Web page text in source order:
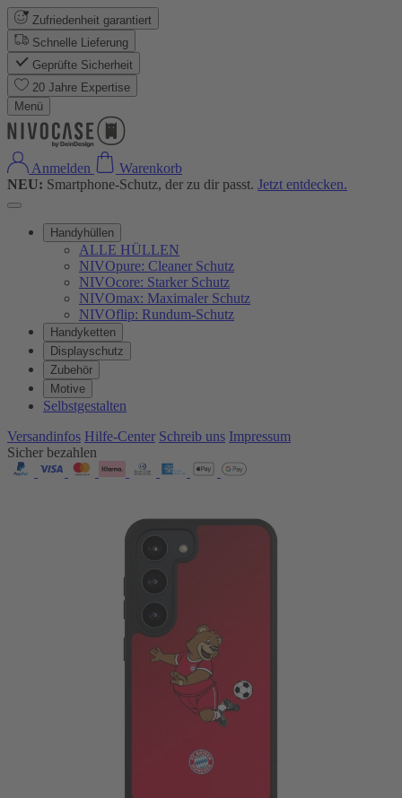
Zufriedenheit garantiert
Schnelle Lieferung
Geprüfte Sicherheit
20 Jahre Expertise
Menü
Anmelden
Warenkorb
NEU: Smartphone-Schutz, der zu dir passt. Jetzt entdecken.
Handyhüllen
ALLE HÜLLEN
NIVOpure: Cleaner Schutz
NIVOcore: Starker Schutz
NIVOmax: Maximaler Schutz
NIVOflip: Rundum-Schutz
Handyketten
Displayschutz
Zubehör
Motive
Selbstgestalten
Versandinfos Hilfe-Center Schreib uns Impressum
Sicher bezahlen